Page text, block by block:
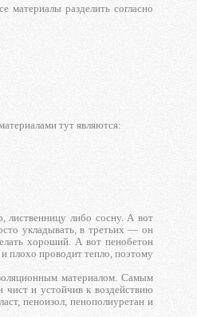
разделить согласно
тут являются:
лиственницу либо сосну. А вот
укладывать, в третьих — он
хороший. А вот пенобетон
плохо проводит тепло, поэтому
материалом. Самым
чист и устойчив к воздействию
пеноизол, пенополиуретан и